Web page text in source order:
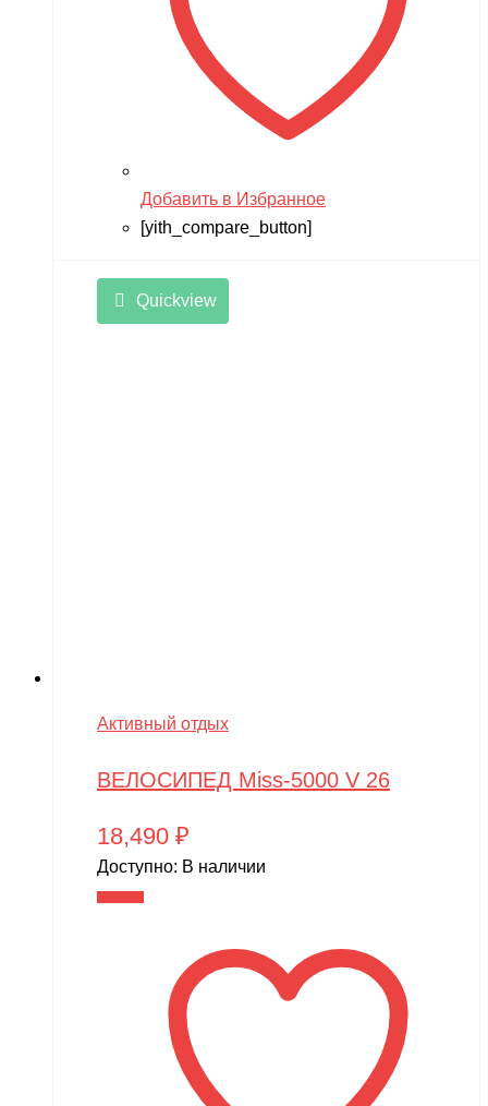
Добавить в Избранное
[yith_compare_button]
Quickview
Активный отдых
ВЕЛОСИПЕД Miss-5000 V 26
18,490 ₽
Доступно: В наличии